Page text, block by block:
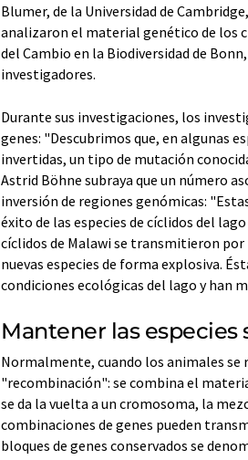
Blumer, de la Universidad de
analizaron el material genético de los
del Cambio en la Biodiversidad de
investigadores.
Durante sus investigaciones, los
genes: "Descubrimos que, en algunas
invertidas, un tipo de mutación
Astrid Böhne subraya que un número
inversión de regiones genómicas:
éxito de las especies de cíclidos del
cíclidos de Malawi se transmitieron
nuevas especies de forma explosiva.
condiciones ecológicas del lago y han
Mantener las especies
Normalmente, cuando los animales se
"recombinación": se combina el
se da la vuelta a un cromosoma, la
combinaciones de genes pueden
bloques de genes conservados se